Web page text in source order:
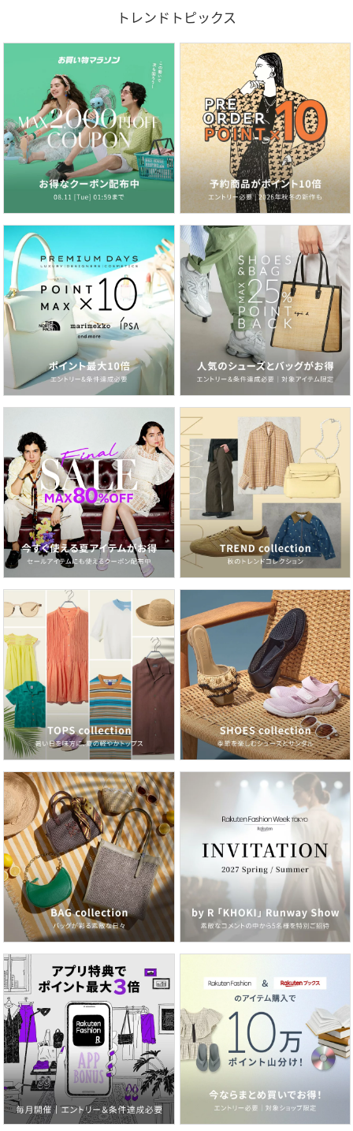
トレンドトピックス